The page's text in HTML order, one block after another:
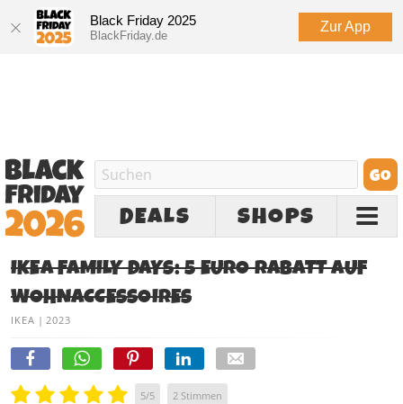
Black Friday 2025
BlackFriday.de
Zur App
DEALS SHOPS
IKEA FAMILY DAYS: 5 EURO RABATT AUF
WOHNACCESSOIRES
IKEA | 2023
5/5 2 Stimmen